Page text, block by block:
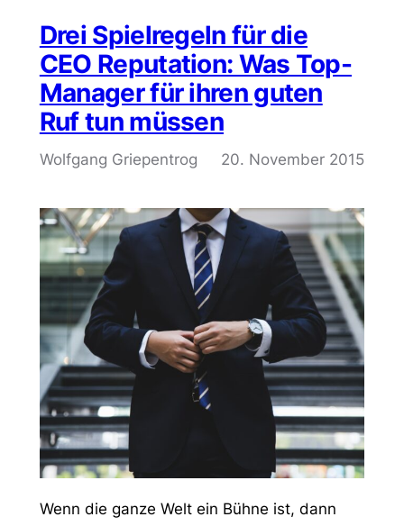
Drei Spielregeln für die
CEO Reputation: Was Top-
Manager für ihren guten
Ruf tun müssen
Wolfgang Griepentrog 20. November 2015
Wenn die ganze Welt ein Bühne ist, dann